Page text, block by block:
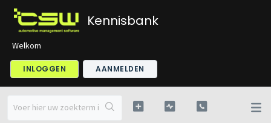
Kennisbank
Welkom
INLOGGEN AANMELDEN